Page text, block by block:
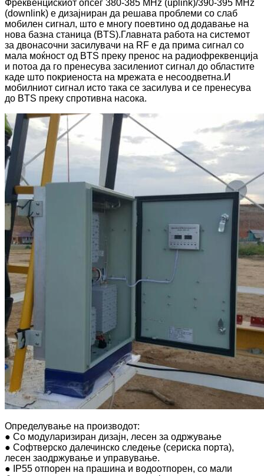
Фреквенцискиот опсег 380-385 MHz (uplink)/390-395 MHz
(downlink) е дизајниран да решава проблеми со слаб
мобилен сигнал, што е многу поевтино од додавање на
нова базна станица (BTS).Главната работа на системот
за двонасочни засилувачи на RF е да прима сигнал со
мала моќност од BTS преку пренос на радиофреквенција
и потоа да го пренесува засилениот сигнал до областите
каде што покриеноста на мрежата е несоодветна.И
мобилниот сигнал исто така се засилува и се пренесува
до BTS преку спротивна насока.
Определување на производот:
● Со модуларизиран дизајн, лесен за одржување
● Софтверско далечинско следење (сериска порта),
лесен заодржување и управување.
● IP55 отпорен на прашина и водоотпорен, со мали